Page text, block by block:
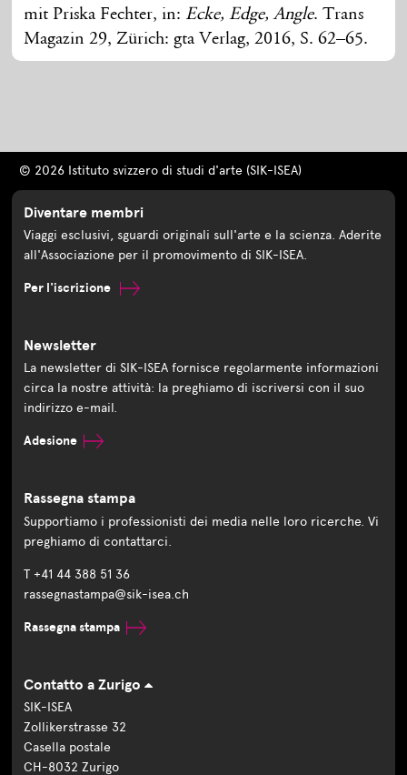
mit Priska Fechter, in:Ecke, Edge, Angle. Trans
Magazin 29, Zürich: gta Verlag, 2016, S. 62–65.
© 2026 Istituto svizzero di studi d'arte (SIK-ISEA)
Diventare membri
Viaggi esclusivi, sguardi originali sull'arte e la scienza. Aderite
all'Associazione per il promovimento di SIK-ISEA.
Per l'iscrizione
Newsletter
La newsletter di SIK-ISEA fornisce regolarmente informazioni
circa la nostre attività: la preghiamo di iscriversi con il suo
indirizzo e-mail.
Adesione
Rassegna stampa
Supportiamo i professionisti dei media nelle loro ricerche. Vi
preghiamo di contattarci.
T +41 44 388 51 36
rassegnastampa@sik-isea.ch
Rassegna stampa
Contatto a Zurigo
SIK-ISEA
Zollikerstrasse 32
Casella postale
CH-8032 Zurigo